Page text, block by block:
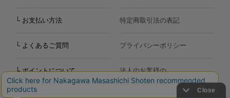
└ お支払い方法
└ よくあるご質問
└ ポイントについて
特定商取引法の表記
プライバシーポリシー
法人のお客様の
お問い合わせ